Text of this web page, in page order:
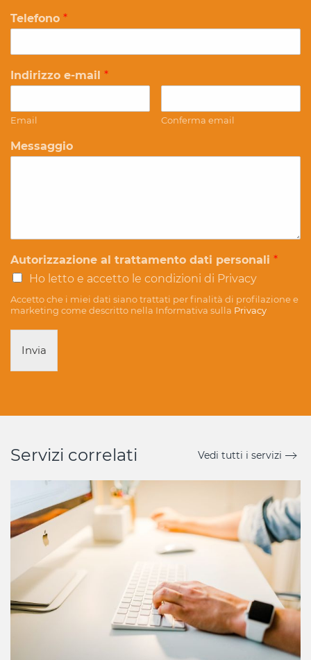
Telefono *
Indirizzo e-mail *
Email Conferma email
Messaggio
Autorizzazione al trattamento dati personali *
Ho letto e accetto le condizioni di Privacy
Accetto che i miei dati siano trattati per finalità di profilazione e
marketing come descritto nella Informativa sulla Privacy
Invia
Servizi correlati Vedi tutti i servizi